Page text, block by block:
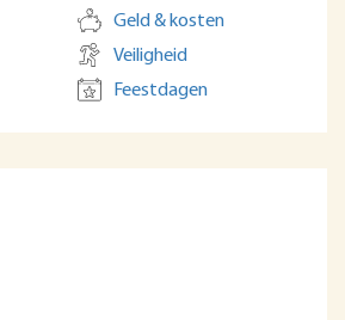
Geld & kosten
Veiligheid
Feestdagen